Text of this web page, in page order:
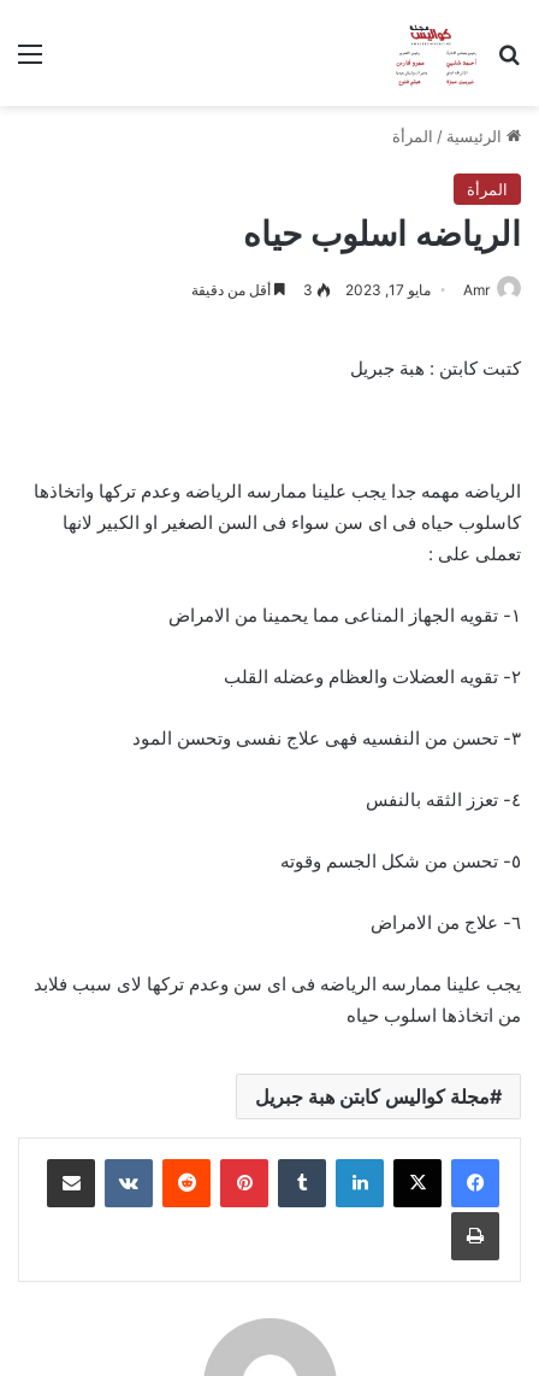
بحث عن
الرئيسية / المرأة
المرأة
الرياضه اسلوب حياه
Amr مايو 17, 2023 3 أقل من دقيقة
كتبت كابتن : هبة جبريل
الرياضه مهمه جدا يجب علينا ممارسه الرياضه وعدم تركها واتخاذها
كاسلوب حياه فى اى سن سواء فى السن الصغير او الكبير لانها
تعملى على :
١- تقويه الجهاز المناعى مما يحمينا من الامراض
٢- تقويه العضلات والعظام وعضله القلب
٣- تحسن من النفسيه فهى علاج نفسى وتحسن المود
٤- تعزز الثقه بالنفس
٥- تحسن من شكل الجسم وقوته
٦- علاج من الامراض
يجب علينا ممارسه الرياضه فى اى سن وعدم تركها لاى سبب فلابد
من اتخاذها اسلوب حياه
مجلة كواليس كابتن هبة جبريل
لينكدإن بينتيريست مشاركة عبر البريد
طباعة